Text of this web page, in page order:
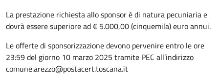
La prestazione richiesta allo sponsor è di natura pecuniaria e
dovrà essere superiore ad € 5.000,00 (cinquemila) euro annui.
Le offerte di sponsorizzazione devono pervenire entro le ore
23:59 del giorno 10 marzo 2025 tramite PEC all’indirizzo
comune.arezzo@postacert.toscana.it